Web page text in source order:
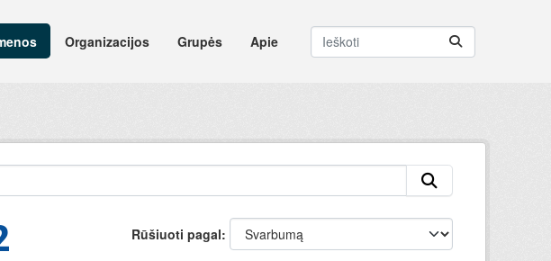
Organizacijos Grupės Apie
Rūšiuoti pagal